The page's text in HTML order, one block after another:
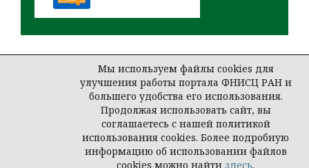
Open Journal Systems
ФНИСЦ РАН, 2022
Мы используем файлы cookies для
улучшения работы портала ФНИСЦ РАН и
большего удобства его использования.
Продолжая использовать сайт, вы
соглашаетесь с нашей политикой
использования cookies. Более подробную
информацию об использовании файлов
cookies можно найти здесь.